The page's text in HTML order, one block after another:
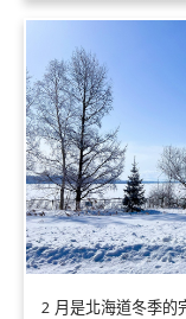
2 月是北海道冬季的